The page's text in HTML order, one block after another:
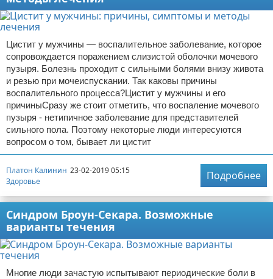
Цистит у мужчины — воспалительное заболевание, которое
сопровождается поражением слизистой оболочки мочевого
пузыря. Болезнь проходит с сильными болями внизу живота
и резью при мочеиспускании. Так каковы причины
воспалительного процесса?Цистит у мужчины и его
причиныСразу же стоит отметить, что воспаление мочевого
пузыря - нетипичное заболевание для представителей
сильного пола. Поэтому некоторые люди интересуются
вопросом о том, бывает ли цистит
Платон Калинин 23-02-2019 05:15
Здоровье
Подробнее
Синдром Броун-Секара. Возможные
варианты течения
Многие люди зачастую испытывают периодические боли в